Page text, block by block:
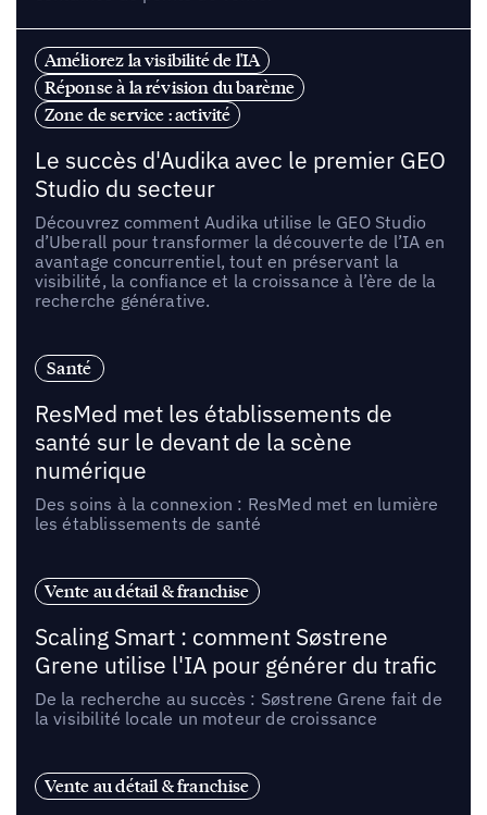
Améliorez la visibilité de l'IA
Réponse à la révision du barème
Zone de service : activité
Le succès d'Audika avec le premier GEO
Studio du secteur
Découvrez comment Audika utilise le GEO Studio
d’Uberall pour transformer la découverte de l’IA en
avantage concurrentiel, tout en préservant la
visibilité, la confiance et la croissance à l’ère de la
recherche générative.
Santé
ResMed met les établissements de
santé sur le devant de la scène
numérique
Des soins à la connexion : ResMed met en lumière
les établissements de santé
Vente au détail & franchise
Scaling Smart : comment Søstrene
Grene utilise l'IA pour générer du trafic
De la recherche au succès : Søstrene Grene fait de
la visibilité locale un moteur de croissance
Vente au détail & franchise